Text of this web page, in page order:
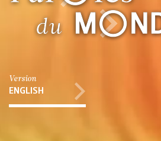
Version
ENGLISH